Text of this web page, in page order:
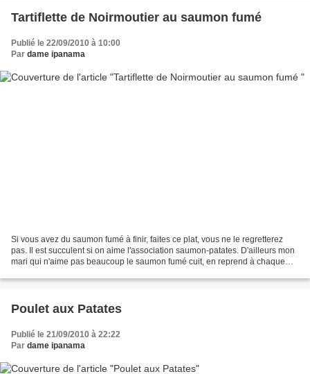
Tartiflette de Noirmoutier au saumon fumé
Publié le 22/09/2010 à 10:00
Par dame ipanama
Si vous avez du saumon fumé à finir, faites ce plat, vous ne le regretterez
pas. Il est succulent si on aime l'association saumon-patates. D'ailleurs mon
mari qui n'aime pas beaucoup le saumon fumé cuit, en reprend à chaque
Poulet aux Patates
Publié le 21/09/2010 à 22:22
Par dame ipanama